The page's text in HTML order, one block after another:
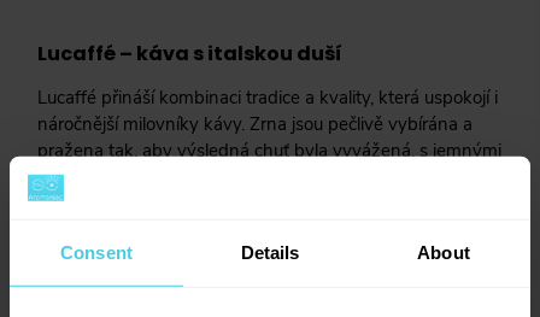
Consent Details About
Lucaffé – káva s italskou duší
Lucaffé přináší kombinaci tradice a kvality, která uspokojí i
náročnější milovníky kávy. Zrna jsou pečlivě vybírána a
pražena tak, aby výsledná chuť byla vyvážená, s jemnými
tóny oříšků a lehké sladkosti. Ať už jste příznivcem
espressa nebo si rádi dopřejete mléčný nápoj, Lucaffé je